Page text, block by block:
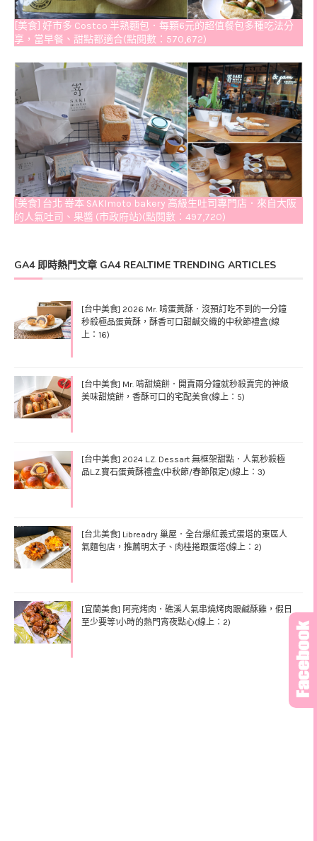
[美食] 好市多 Costco 半熟麵包．每顆6元的超值餐包多種吃法分
享，當早餐、甜點都適合(點閱數：570,672)
[美食] 台北 嵜本 SAKImoto bakery 高級生吐司專門店．來自大阪
的人氣吐司、果醬 (市政府站)(點閱數：497,720)
GA4 即時熱門文章 GA4 REALTIME TRENDING ARTICLES
[台中美食] 2026 Mr. 啃蛋黃酥．沒預訂吃不到的一分鐘
秒殺極品蛋黃酥，酥香可口甜鹹交織的中秋節禮盒(線
上：16)
[台中美食] Mr. 啃甜燒餅．開賣兩分鐘就秒殺賣完的神級
美味甜燒餅，香酥可口的宅配美食(線上：5)
[台中美食] 2024 L.Z. Dessart 無框架甜點．人氣秒殺極
品L.Z.寶石蛋黃酥禮盒(中秋節/春節限定)(線上：3)
[台北美食] Libreadry 巢屋．全台爆紅義式蛋塔的東區人
氣麵包店，推薦明太子、肉桂捲跟蛋塔(線上：2)
[宜蘭美食] 阿亮烤肉．礁溪人氣串燒烤肉跟鹹酥雞，假日
至少要等1小時的熱門宵夜點心(線上：2)